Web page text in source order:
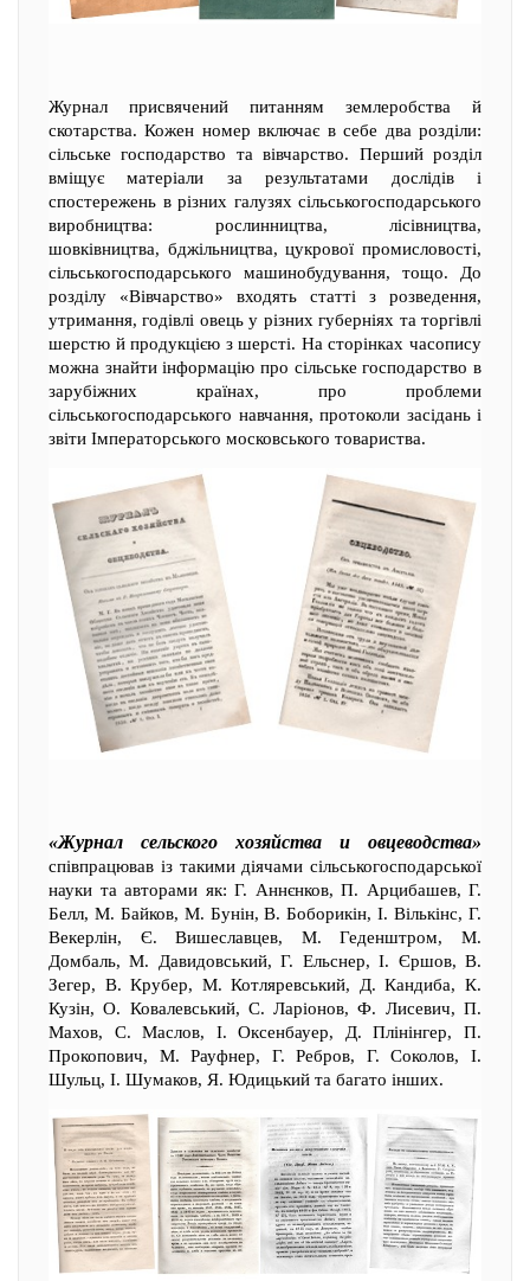
Журнал присвячений питанням землеробства й
скотарства. Кожен номер включає в себе два розділи:
сільське господарство та вівчарство. Перший розділ
вміщує матеріали за результатами дослідів і
спостережень в різних галузях сільськогосподарського
виробництва: рослинництва, лісівництва,
шовківництва, бджільництва, цукрової промисловості,
сільськогосподарського машинобудування, тощо. До
розділу «Вівчарство» входять статті з розведення,
утримання, годівлі овець у різних губерніях та торгівлі
шерстю й продукцією з шерсті. На сторінках часопису
можна знайти інформацію про сільське господарство в
зарубіжних країнах, про проблеми
сільськогосподарського навчання, протоколи засідань і
звіти Імператорського московського товариства.
«Журнал сельского хозяйства и овцеводства»
співпрацював із такими діячами сільськогосподарської
науки та авторами як: Г. Аннєнков, П. Арцибашев, Г.
Белл, М. Байков, М. Бунін, В. Боборикін, І. Вількінс, Г.
Векерлін, Є. Вишеславцев, М. Геденштром, М.
Домбаль, М. Давидовський, Г. Ельснер, І. Єршов, В.
Зегер, В. Крубер, М. Котляревський, Д. Кандиба, К.
Кузін, О. Ковалевський, С. Ларіонов, Ф. Лисевич, П.
Махов, С. Маслов, І. Оксенбауер, Д. Плінінгер, П.
Прокопович, М. Рауфнер, Г. Ребров, Г. Соколов, І.
Шульц, І. Шумаков, Я. Юдицький та багато інших.